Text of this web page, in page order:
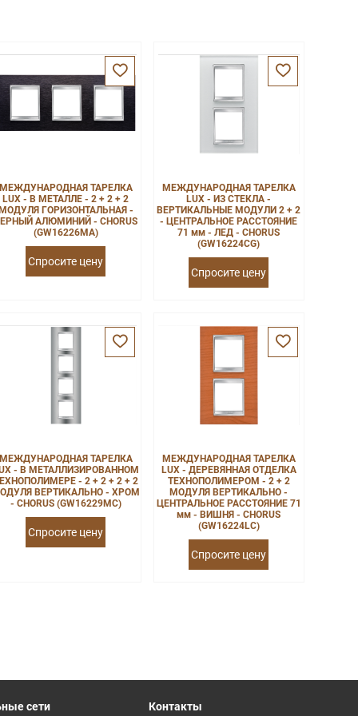
МЕЖДУНАРОДНАЯ ТАРЕЛКА
LUX - В МЕТАЛЛЕ - 2 + 2 + 2
МОДУЛЯ ГОРИЗОНТАЛЬНАЯ -
АЛЮМИНИЙ - CHORUS
(GW16226MA)
Спросите цену
МЕЖДУНАРОДНАЯ ТАРЕЛКА
LUX - ИЗ СТЕКЛА -
ВЕРТИКАЛЬНЫЕ МОДУЛИ 2 + 2
- ЦЕНТРАЛЬНОЕ РАССТОЯНИЕ
71 мм - ЛЕД - CHORUS
(GW16224CG)
Спросите цену
МЕЖДУНАРОДНАЯ ТАРЕЛКА
- В МЕТАЛЛИЗИРОВАННОМ
- 2 + 2 + 2 + 2
ВЕРТИКАЛЬНО - ХРОМ
- CHORUS (GW16229MC)
Спросите цену
МЕЖДУНАРОДНАЯ ТАРЕЛКА
LUX - ДЕРЕВЯННАЯ ОТДЕЛКА
ТЕХНОПОЛИМЕРОМ - 2 + 2
МОДУЛЯ ВЕРТИКАЛЬНО -
ЦЕНТРАЛЬНОЕ РАССТОЯНИЕ 71
мм - ВИШНЯ - CHORUS
(GW16224LC)
Спросите цену
сети Контакты